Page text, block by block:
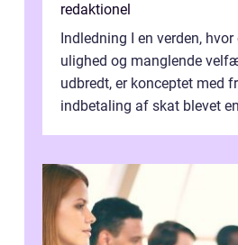
redaktionel
Indledning I en verden,
ulighed og manglende
udbredt, er konceptet med
indbetaling af skat blevet